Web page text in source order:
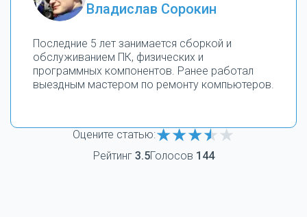
Владислав Сорокин
Последние 5 лет занимается сборкой и
обслуживанием ПК, физических и
программных компонентов. Ранее работал
выездным мастером по ремонту компьютеров.
Оцените статью:
Рейтинг 3.5Голосов 144